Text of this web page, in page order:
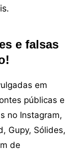
e falsas
em
públicas e
no Instagram,
Gupy, Sólides,
de